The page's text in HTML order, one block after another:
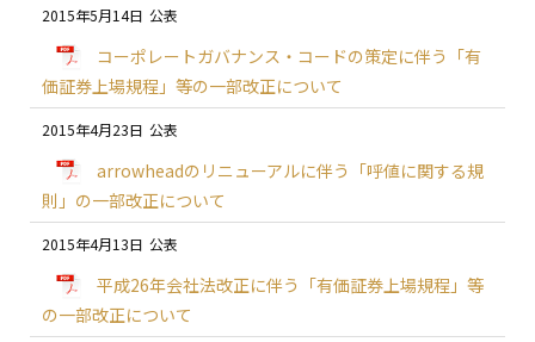
2015年5月14日
コーポレートガバナンス・コードの策定に伴う「有
価証券上場規程」等の一部改正について
2015年4月23日
arrowheadのリニューアルに伴う「呼値に関する規
則」の一部改正について
2015年4月13日
平成26年会社法改正に伴う「有価証券上場規程」等
の一部改正について